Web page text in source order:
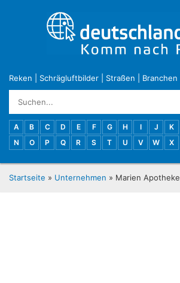
Reken Schrägluftbilder Straßen Branchen
A B C D E F G H I J K
N
O P Q R S T U V W X
Startseite » Unternehmen » Marien Apotheke